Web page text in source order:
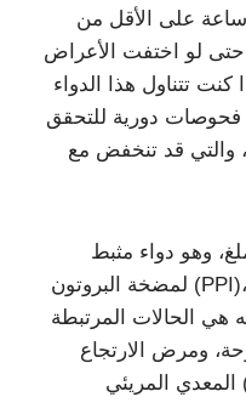
على الأقل من
حتى لو اختفت الأعراض
تتناول هذا الدواء
فحوصات دورية للتحقق
والتي قد تنخفض مع
قرص إيزوميبرازول 40 ملغ، وهو دواء مثبط
لمضخة البروتون (PPI)، على 40 ملغ من إيزوميبرازول.
هي الحالات المرتبطة
ومرض الارتجاع